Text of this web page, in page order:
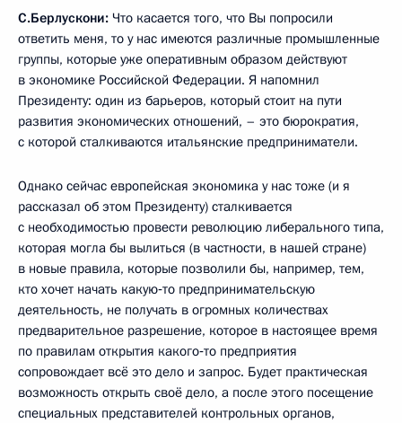
С.Берлускони: Что касается того, что Вы попросили
ответить меня, то у нас имеются различные промышленные
группы, которые уже оперативным образом действуют
в экономике Российской Федерации. Я напомнил
Президенту: один из барьеров, который стоит на пути
развития экономических отношений, – это бюрократия,
с которой сталкиваются итальянские предприниматели.
Однако сейчас европейская экономика у нас тоже (и я
рассказал об этом Президенту) сталкивается
с необходимостью провести революцию либерального типа,
которая могла бы вылиться (в частности, в нашей стране)
в новые правила, которые позволили бы, например, тем,
кто хочет начать какую‑то предпринимательскую
деятельность, не получать в огромных количествах
предварительное разрешение, которое в настоящее время
по правилам открытия какого‑то предприятия
сопровождает всё это дело и запрос. Будет практическая
возможность открыть своё дело, а после этого посещение
специальных представителей контрольных органов,